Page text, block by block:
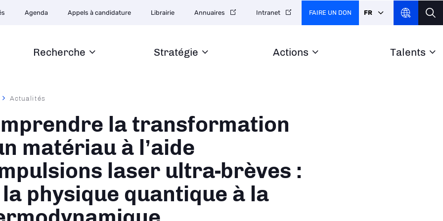
Recherche Stratégie Actions Talents
Agenda Appels à candidature Librairie Annuaires Intranet FAIRE UN DON FR
Actualités
la transformation
matériau à l’aide
laser ultra-brèves :
physique quantique à la